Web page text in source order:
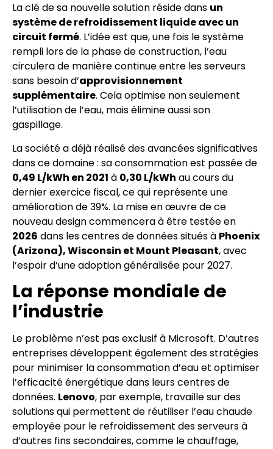
La clé de sa nouvelle solution réside dans un
système de refroidissement liquide avec un
circuit fermé. L’idée est que, une fois le système
rempli lors de la phase de construction, l’eau
circulera de manière continue entre les serveurs
sans besoin d’approvisionnement
supplémentaire. Cela optimise non seulement
l’utilisation de l’eau, mais élimine aussi son
gaspillage.
La société a déjà réalisé des avancées significatives
dans ce domaine : sa consommation est passée de
0,49 L/kWh en 2021 à 0,30 L/kWh au cours du
dernier exercice fiscal, ce qui représente une
amélioration de 39%. La mise en œuvre de ce
nouveau design commencera à être testée en
2026 dans les centres de données situés à Phoenix
(Arizona), Wisconsin et Mount Pleasant, avec
l’espoir d’une adoption généralisée pour 2027.
La réponse mondiale de
l’industrie
Le problème n’est pas exclusif à Microsoft. D’autres
entreprises développent également des stratégies
pour minimiser la consommation d’eau et optimiser
l’efficacité énergétique dans leurs centres de
données. Lenovo, par exemple, travaille sur des
solutions qui permettent de réutiliser l’eau chaude
employée pour le refroidissement des serveurs à
d’autres fins secondaires, comme le chauffage,